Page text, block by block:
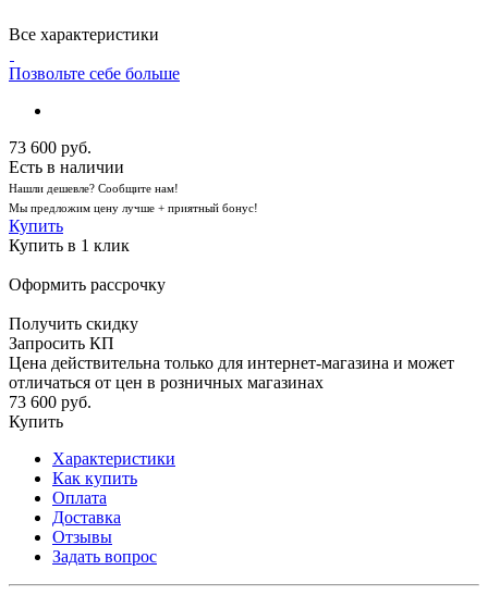
Все характеристики
Позвольте себе больше
73 600 руб.
Есть в наличии
Нашли дешевле? Сообщите нам!
Мы предложим цену лучше + приятный бонус!
Купить
Купить в 1 клик
Оформить рассрочку
Получить скидку
Запросить КП
Цена действительна только для интернет-магазина и может
отличаться от цен в розничных магазинах
73 600 руб.
Купить
Характеристики
Как купить
Оплата
Доставка
Отзывы
Задать вопрос